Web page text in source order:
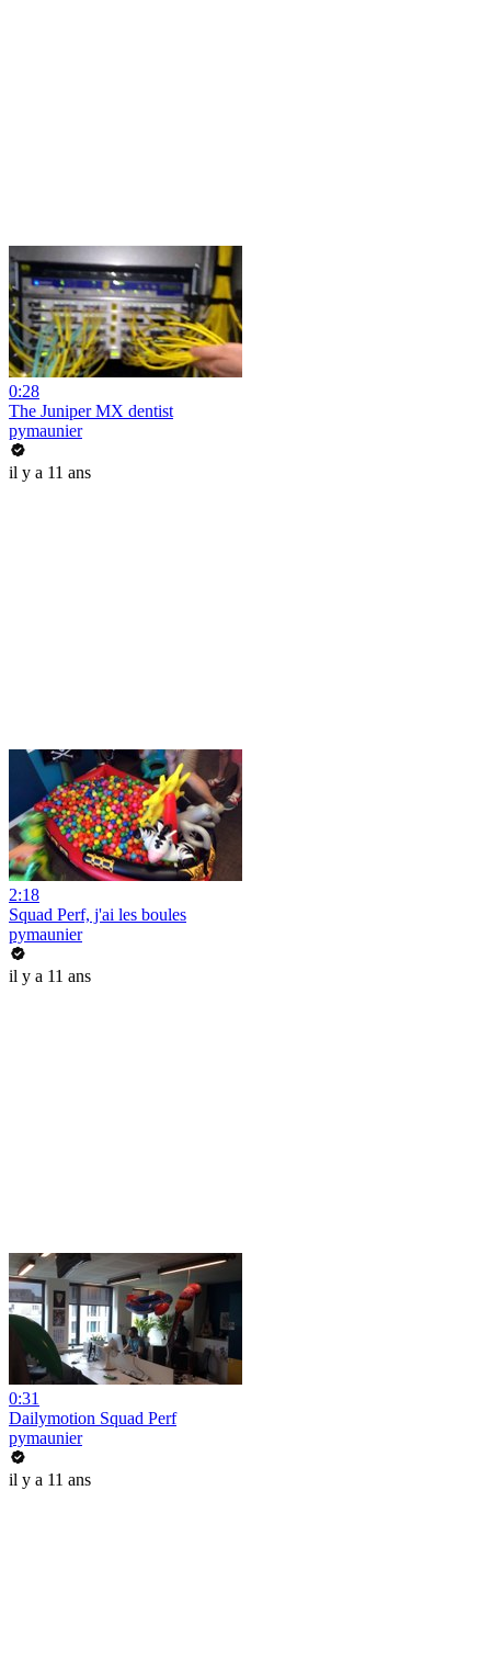
0:28
The Juniper MX dentist
pymaunier
il y a 11 ans
2:18
Squad Perf, j'ai les boules
pymaunier
il y a 11 ans
0:31
Dailymotion Squad Perf
pymaunier
il y a 11 ans